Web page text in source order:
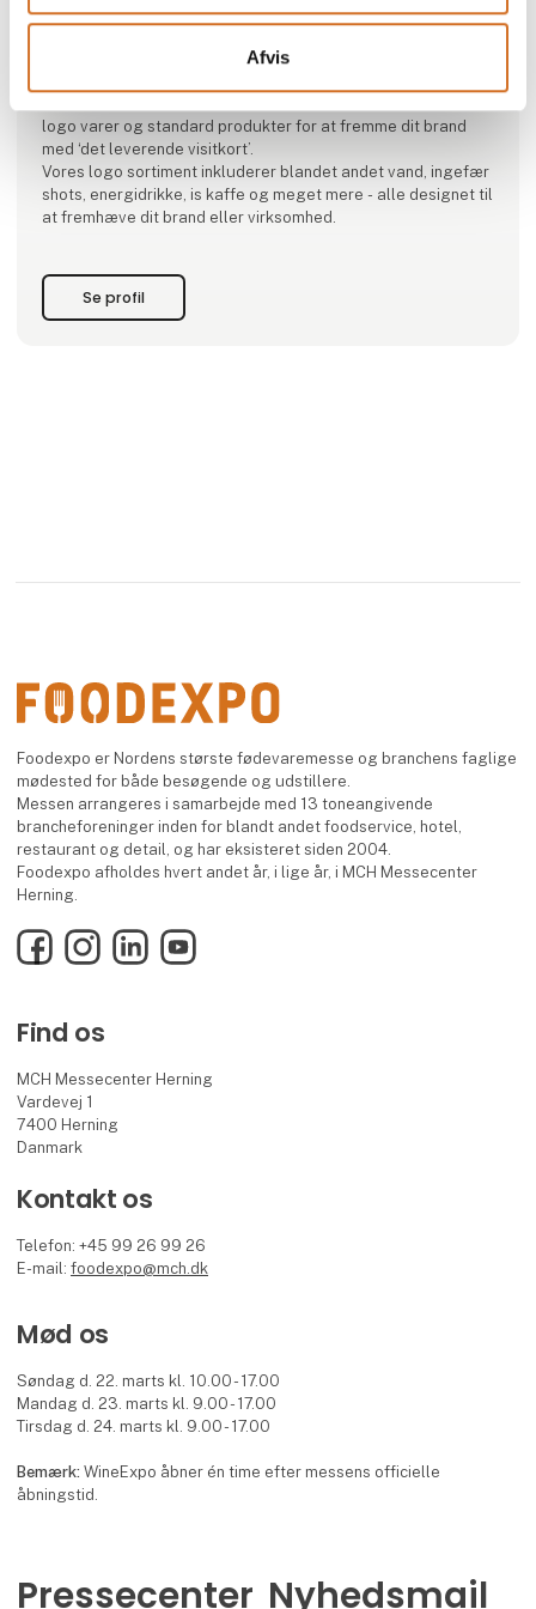
Afvis
Produktet er tilføjet af:
logo varer og standard produkter for at fremme dit brand
med ‘det leverende visitkort’.
Vores logo sortiment inkluderer blandet andet vand, ingefær
shots, energidrikke, is kaffe og meget mere - alle designet til
at fremhæve dit brand eller virksomhed.
Se profil
Foodexpo er Nordens største fødevaremesse og branchens faglige
mødested for både besøgende og udstillere.
Messen arrangeres i samarbejde med 13 toneangivende
brancheforeninger inden for blandt andet foodservice, hotel,
restaurant og detail, og har eksisteret siden 2004.
Foodexpo afholdes hvert andet år, i lige år, i MCH Messecenter
Herning.
FacebookInstagramLinkedInYouTube
Find os
MCH Messecenter Herning
Vardevej 1
7400 Herning
Danmark
Kontakt os
Telefon: +45 99 26 99 26
E-mail:foodexpo@mch.dk
Mød os
Søndag d. 22. marts kl. 10.00 - 17.00
Mandag d. 23. marts kl. 9.00 - 17.00
Tirsdag d. 24. marts kl. 9.00 - 17.00
Bemærk:WineExpo åbner én time efter messens officielle
åbningstid.
Pressecenter Nyhedsmail